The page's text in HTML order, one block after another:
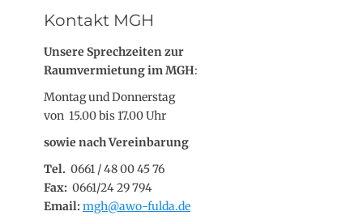
Kontakt MGH
Unsere Sprechzeiten zur
Raumvermietung im MGH:
Montag und Donnerstag
von 15.00 bis 17.00 Uhr
sowie nach Vereinbarung
Tel. 0661 / 48 00 45 76
Fax: 0661/24 29 794
Email: mgh@awo-fulda.de